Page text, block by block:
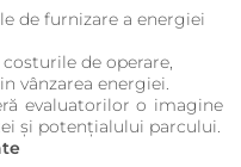
de furnizare a energiei
de operare,
vânzarea energiei.
evaluatorilor o imagine
și potențialului parcului.